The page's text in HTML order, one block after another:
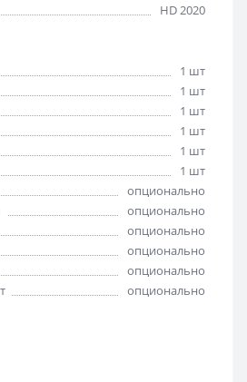
HD 2020
1 шт
1 шт
1 шт
1 шт
1 шт
1 шт
опционально
опционально
опционально
опционально
опционально
опционально